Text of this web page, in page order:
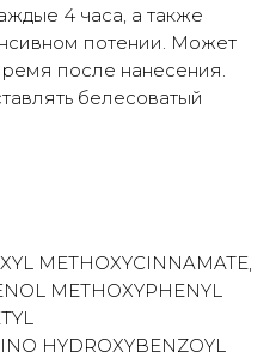
4 часа, а также
потении. Может
после нанесения.
белесоватый
METHOXYCINNAMATE,
METHOXYPHENYL
HYDROXYBENZOYL